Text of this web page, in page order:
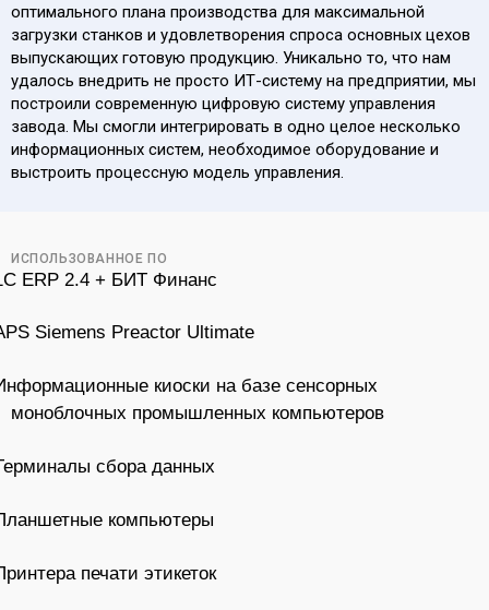
оптимального плана производства для максимальной
загрузки станков и удовлетворения спроса основных цехов
выпускающих готовую продукцию. Уникально то, что нам
удалось внедрить не просто ИТ-систему на предприятии, мы
построили современную цифровую систему управления
завода. Мы смогли интегрировать в одно целое несколько
информационных систем, необходимое оборудование и
выстроить процессную модель управления.
ИСПОЛЬЗОВАННОЕ ПО
С ERP 2.4 + БИТ Финанс
Siemens Preactor Ultimate
киоски на базе сенсорных
моноблочных промышленных компьютеров
сбора данных
компьютеры
печати этикеток